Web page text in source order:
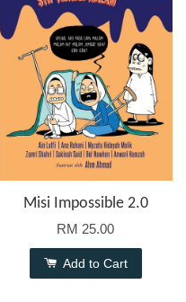
Misi Impossible 2.0
RM 25.00
Add to Cart